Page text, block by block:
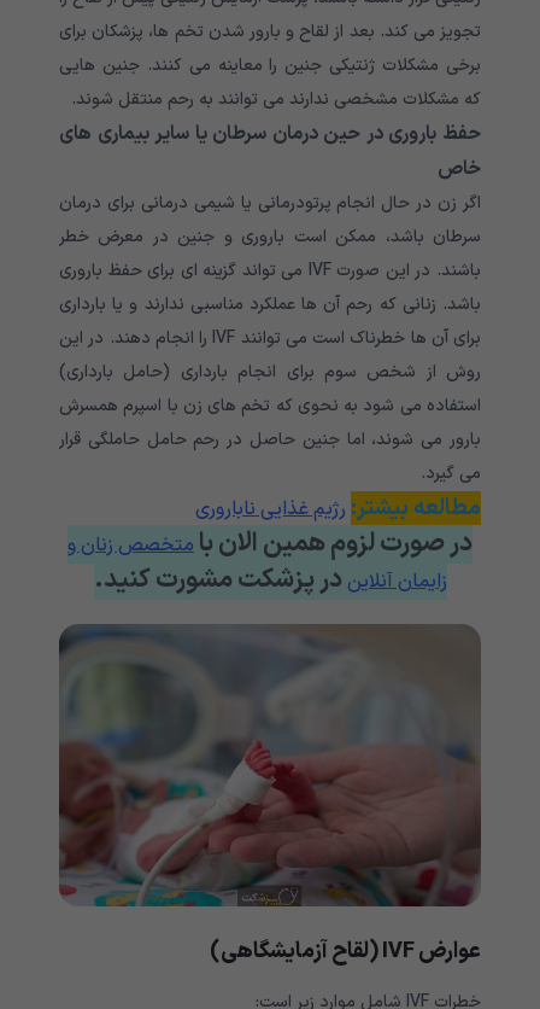
تجویز می کند. بعد از لقاح و بارور شدن تخم ها، پزشکان برای
برخی مشکلات ژنتیکی جنین را معاینه می کنند. جنین هایی
که مشکلات مشخصی ندارند می توانند به رحم منتقل شوند.
حفظ باروری در حین درمان سرطان یا سایر بیماری های
خاص
اگر زن در حال انجام پرتودرمانی یا شیمی درمانی برای درمان
سرطان باشد، ممکن است باروری و جنین در معرض خطر
باشند. در این صورت IVF می تواند گزینه ای برای حفظ باروری
باشد. زنانی که رحم آن ها عملکرد مناسبی ندارند و یا بارداری
برای آن ها خطرناک است می توانند IVF را انجام دهند. در این
روش از شخص سوم برای انجام بارداری (حامل بارداری)
استفاده می شود به نحوی که تخم های زن با اسپرم همسرش
بارور می شوند، اما جنین حاصل در رحم حامل حاملگی قرار
می گیرد.
مطالعه بیشتر: رژیم غذایی ناباروری
در صورت لزوم همین الان با متخصص زنان و
زایمان آنلاین در پزشکت مشورت کنید.
عوارض IVF (لقاح آزمایشگاهی)
خطرات IVF شامل موارد زیر است: